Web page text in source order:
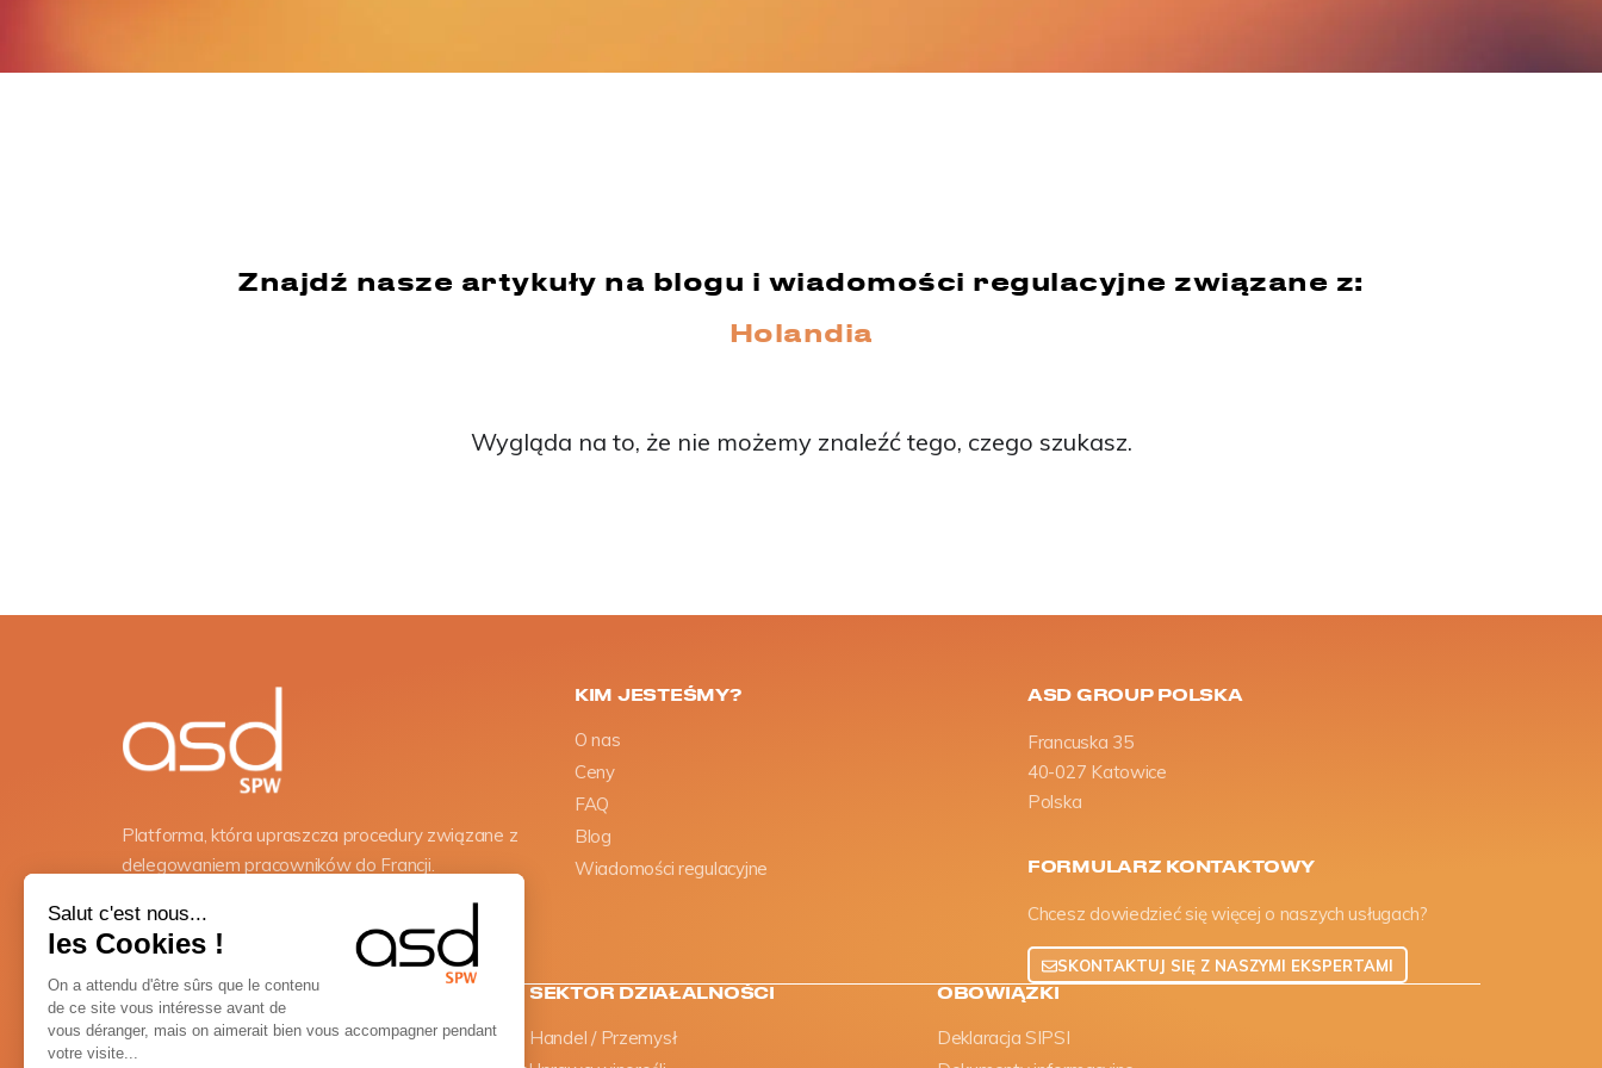
Salut c'est nous...
les Cookies !
On a attendu d'être sûrs que le contenu
de ce site vous intéresse avant de
vous déranger, mais on aimerait bien vous accompagner pendant
votre visite...
Znajdź nasze artykuły na blogu i wiadomości regulacyjne związane z:
Holandia
Wygląda na to, że nie możemy znaleźć tego, czego szukasz.
Platforma, która upraszcza procedury związane z
delegowaniem pracowników do Francji.
KIM JESTEŚMY?
O nas
Ceny
FAQ
Blog
Wiadomości regulacyjne
ASD GROUP POLSKA
Francuska 35
40-027 Katowice
Polska
FORMULARZ KONTAKTOWY
Chcesz dowiedzieć się więcej o naszych usługach?
SKONTAKTUJ SIĘ Z NASZYMI EKSPERTAMI
NEWSLETTER
Newsletter
Adres e-mail*
SEKTOR DZIAŁALNOŚCI
Handel / Przemysł
OBOWIĄZKI
Deklaracja SIPSI